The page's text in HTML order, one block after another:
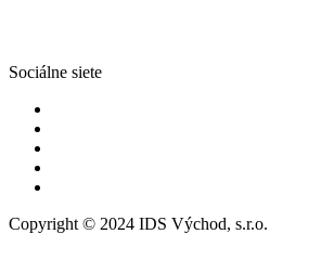
Sociálne siete
Copyright © 2024 IDS Východ, s.r.o.